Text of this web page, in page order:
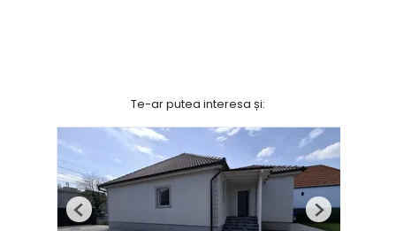
Te-ar putea interesa și:
Previous Next